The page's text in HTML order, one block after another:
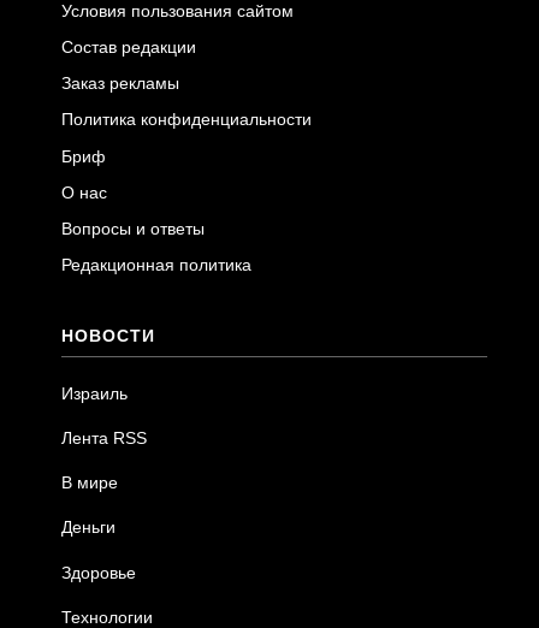
Условия пользования сайтом
Состав редакции
Заказ рекламы
Политика конфиденциальности
Бриф
О нас
Вопросы и ответы
Редакционная политика
НОВОСТИ
Израиль
Лента RSS
В мире
Деньги
Здоровье
Технологии